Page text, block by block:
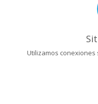
Utilizamos